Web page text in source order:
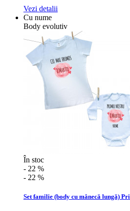
Vezi detalii
Cu nume
Body evolutiv
În stoc
- 22 %
- 22 %
Set familie (body cu mânecă lungă)